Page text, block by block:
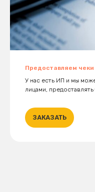
Предоставляем чеки
У нас есть ИП и мы
лицами, предоставлять
ЗАКАЗАТЬ